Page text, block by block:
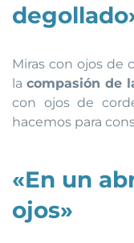
Miras con ojos de
la compasión de
con ojos de
hacemos para
«En un
ojos»